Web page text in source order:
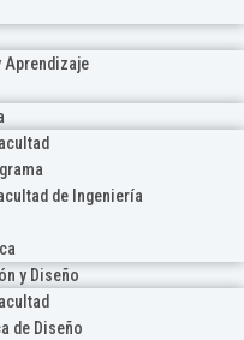
Aprendizaje
de Ingeniería
y Diseño
de Diseño